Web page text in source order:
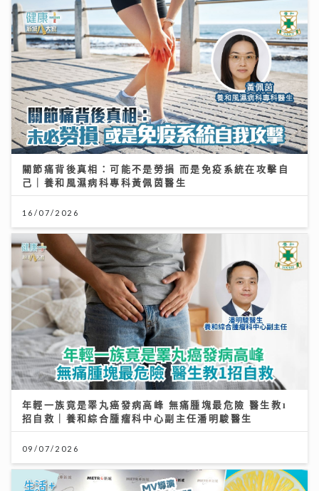
關節痛背後真相：可能不是勞損 而是免疫系統在攻擊自
己｜養和風濕病科專科黃佩茵醫生
16/07/2026
年輕一族竟是睪丸癌發病高峰 無痛腫塊最危險 醫生教1
招自救｜養和綜合腫瘤科中心副主任潘明駿醫生
09/07/2026